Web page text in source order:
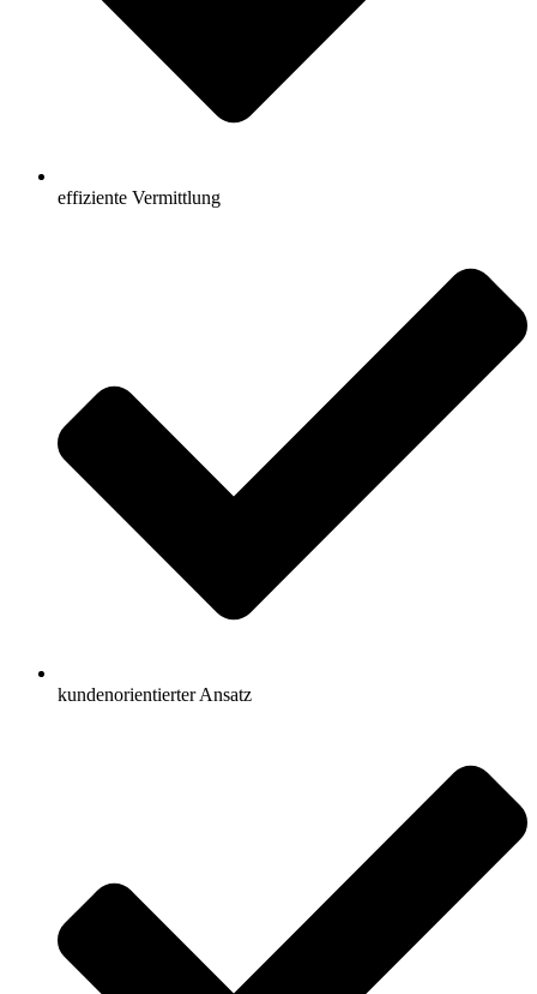
effiziente Vermittlung
kundenorientierter Ansatz